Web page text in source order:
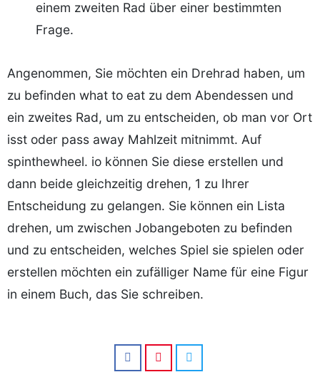
einem zweiten Rad über einer bestimmten
Frage.
Angenommen, Sie möchten ein Drehrad haben, um
zu befinden what to eat zu dem Abendessen und
ein zweites Rad, um zu entscheiden, ob man vor Ort
isst oder pass away Mahlzeit mitnimmt. Auf
spinthewheel. io können Sie diese erstellen und
dann beide gleichzeitig drehen, 1 zu Ihrer
Entscheidung zu gelangen. Sie können ein Lista
drehen, um zwischen Jobangeboten zu befinden
und zu entscheiden, welches Spiel sie spielen oder
erstellen möchten ein zufälliger Name für eine Figur
in einem Buch, das Sie schreiben.